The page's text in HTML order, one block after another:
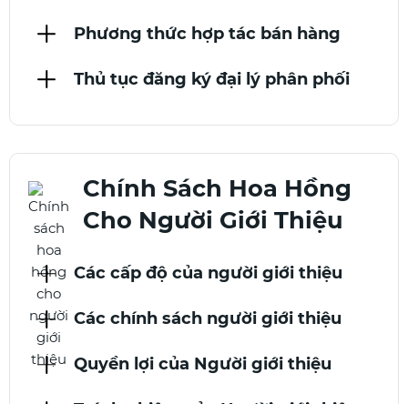
Phương thức hợp tác bán hàng
Thủ tục đăng ký đại lý phân phối
Chính Sách Hoa Hồng
Cho Người Giới Thiệu
Các cấp độ của người giới thiệu
Các chính sách người giới thiệu
Quyền lợi của Người giới thiệu